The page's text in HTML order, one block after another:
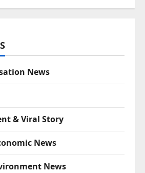
News
& Viral Story
News
News